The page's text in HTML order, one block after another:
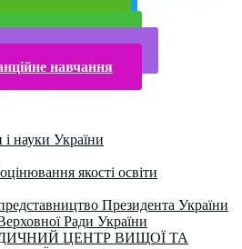
навчання
і науки України
якості освіти
Президента України
Ради України
ЦЕНТР ВИЩОЇ ТА